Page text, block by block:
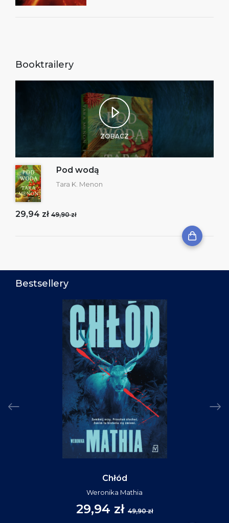
Booktrailery
ZOBACZ
Pod wodą
Tara K. Menon
29,94 zł 49,90 zł
Bestsellery
Chłód
Weronika Mathia
29,94 zł 49,90 zł